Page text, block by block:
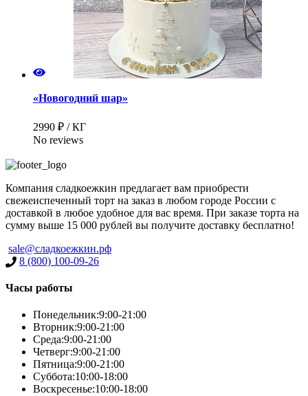
«Новогодний шар»
2990 ₽ / КГ
No reviews
Компания сладкоежкин предлагает вам приобрести
свежеиспеченный торт на заказ в любом городе России с
доставкой в любое удобное для вас время. При заказе торта на
сумму выше 15 000 рублей вы получите доставку бесплатно!
sale@сладкоежкин.рф
8 (800) 100-09-26
Часы работы
Понедельник:9:00-21:00
Вторник:9:00-21:00
Среда:9:00-21:00
Четверг:9:00-21:00
Пятница:9:00-21:00
Суббота:10:00-18:00
Воскресенье:10:00-18:00